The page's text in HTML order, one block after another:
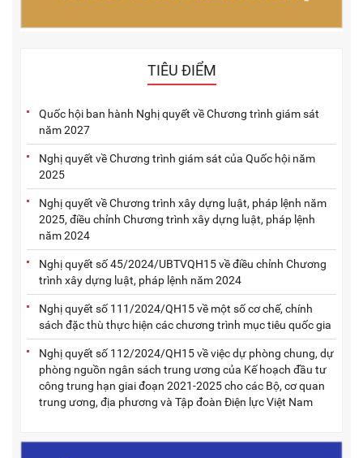
TIÊU ĐIỂM
Quốc hội ban hành Nghị quyết về Chương trình giám sát
năm 2027
Nghị quyết về Chương trình giám sát của Quốc hội năm
2025
Nghị quyết về Chương trình xây dựng luật, pháp lệnh năm
2025, điều chỉnh Chương trình xây dựng luật, pháp lệnh
năm 2024
Nghị quyết số 45/2024/UBTVQH15 về điều chỉnh Chương
trình xây dựng luật, pháp lệnh năm 2024
Nghị quyết số 111/2024/QH15 về một số cơ chế, chính
sách đặc thù thực hiện các chương trình mục tiêu quốc gia
Nghị quyết số 112/2024/QH15 về việc dự phòng chung, dự
phòng nguồn ngân sách trung ương của Kế hoạch đầu tư
công trung hạn giai đoạn 2021-2025 cho các Bộ, cơ quan
trung ương, địa phương và Tập đoàn Điện lực Việt Nam